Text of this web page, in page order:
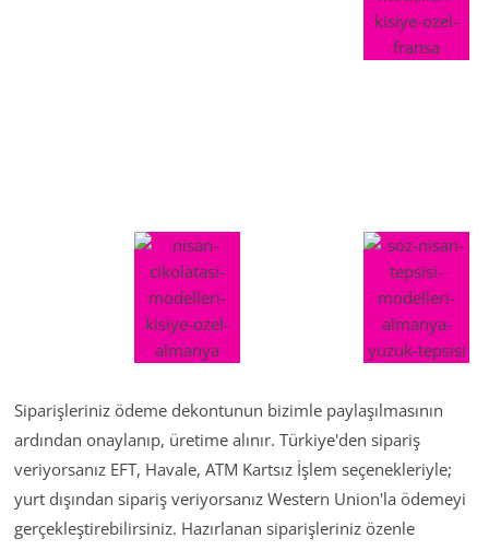
Siparişleriniz ödeme dekontunun bizimle paylaşılmasının
ardından onaylanıp, üretime alınır. Türkiye'den sipariş
veriyorsanız EFT, Havale, ATM Kartsız İşlem seçenekleriyle;
yurt dışından sipariş veriyorsanız Western Union'la ödemeyi
gerçekleştirebilirsiniz. Hazırlanan siparişleriniz özenle